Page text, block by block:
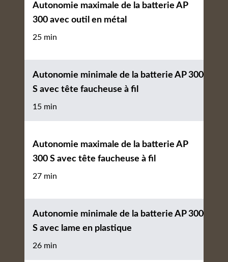
Autonomie maximale de la batterie AP
300 avec outil en métal
25 min
Autonomie minimale de la batterie AP 300
S avec tête faucheuse à fil
15 min
Autonomie maximale de la batterie AP
300 S avec tête faucheuse à fil
27 min
Autonomie minimale de la batterie AP 300
S avec lame en plastique
26 min